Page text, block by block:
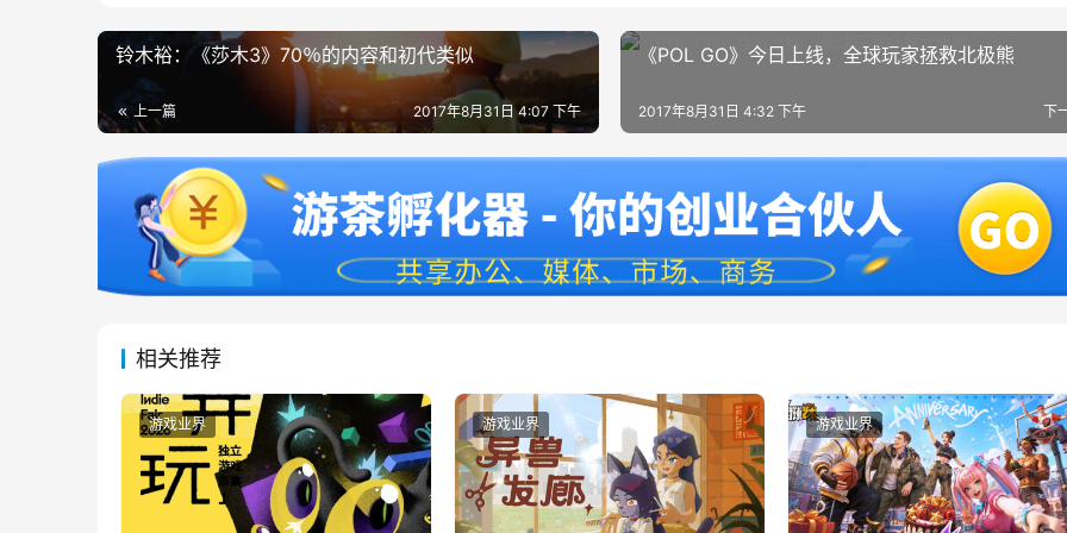
铃木裕：《莎木3》70％的内容和初代类似
上一篇 2017年8月31日 4:07 下午
《POL GO》今日上线，全球玩家拯救北极熊
下
2017年8月31日 4:32 下午
相关推荐
游戏业界 游戏业界 游戏业界